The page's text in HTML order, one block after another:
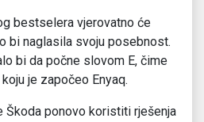
bestselera vjerovatno će
bi naglasila svoju posebnost.
bi da počne slovom E, čime
je započeo Enyaq.
Škoda ponovo koristiti rješenja